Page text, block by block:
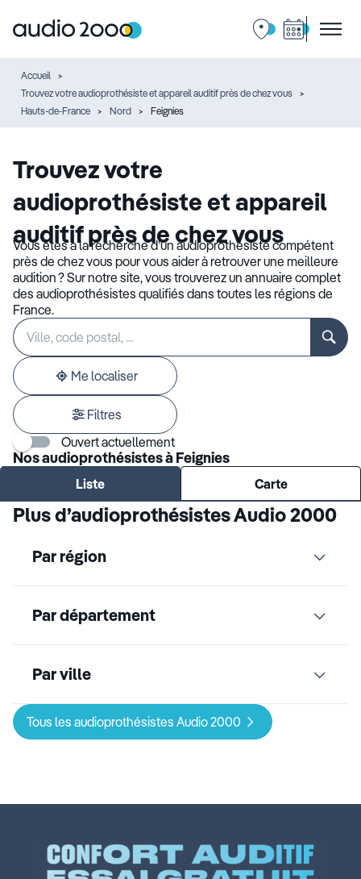
Accueil
Trouvez votre audioprothésiste et appareil auditif près de chez vous
Hauts-de-France
Nord Feignies
Trouvez votre
audioprothésiste et appareil
auditif près de chez vous
Vous êtes à la recherche d’un audioprothésiste compétent
près de chez vous pour vous aider à retrouver une meilleure
audition ? Sur notre site, vous trouverez un annuaire complet
des audioprothésistes qualifiés dans toutes les régions de
France.
Rechercher
établissement
Veuillez
renseigner
une
adresse
Me localiser
Filtres
Ouvert actuellement
Nos audioprothésistes à Feignies
Liste Carte
Plus d’audioprothésistes Audio 2000
Par région
Par département
Par ville
Tous les audioprothésistes Audio 2000